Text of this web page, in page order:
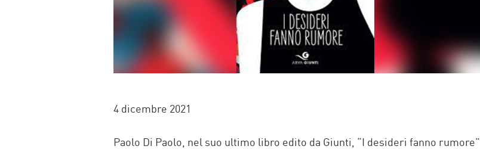
4 dicembre 2021
Paolo Di Paolo, nel suo ultimo libro edito da Giunti, “I desideri fanno rumore”